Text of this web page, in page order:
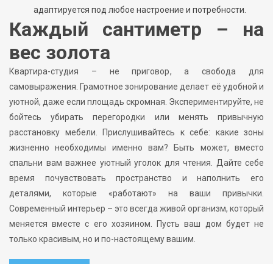
адаптируется под любое настроение и потребности.
Каждый сантиметр – на
вес золота
Квартира-студия – не приговор, а свобода для
самовыражения. Грамотное зонирование делает её удобной и
уютной, даже если площадь скромная. Экспериментируйте, не
бойтесь убирать перегородки или менять привычную
расстановку мебели. Прислушивайтесь к себе: какие зоны
жизненно необходимы именно вам? Быть может, вместо
спальни вам важнее уютный уголок для чтения. Дайте себе
время почувствовать пространство и наполнить его
деталями, которые «работают» на ваши привычки.
Современный интерьер – это всегда живой организм, который
меняется вместе с его хозяином. Пусть ваш дом будет не
только красивым, но и по-настоящему вашим.